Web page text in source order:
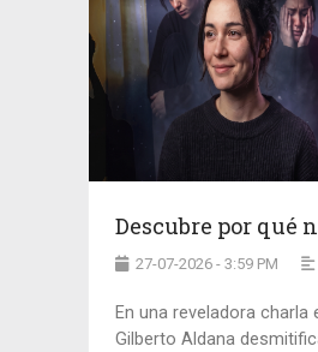
Descubre por qué
27-07-2026 - 3:59 PM
En una reveladora
Gilberto Aldana